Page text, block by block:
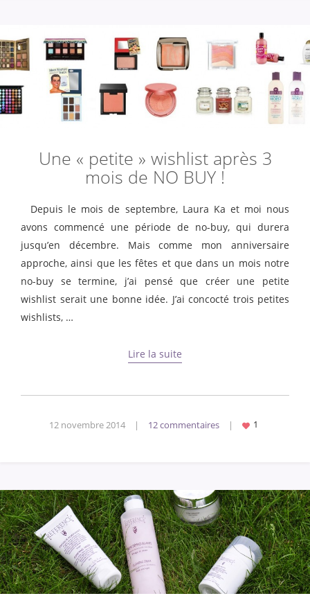
Une « petite » wishlist après 3
mois de NO BUY !
Depuis le mois de septembre, Laura Ka et moi nous
avons commencé une période de no-buy, qui durera
jusqu’en décembre. Mais comme mon anniversaire
approche, ainsi que les fêtes et que dans un mois notre
no-buy se termine, j’ai pensé que créer une petite
wishlist serait une bonne idée. J’ai concocté trois petites
wishlists, …
Lire la suite
12 novembre 2014 | 12 commentaires |